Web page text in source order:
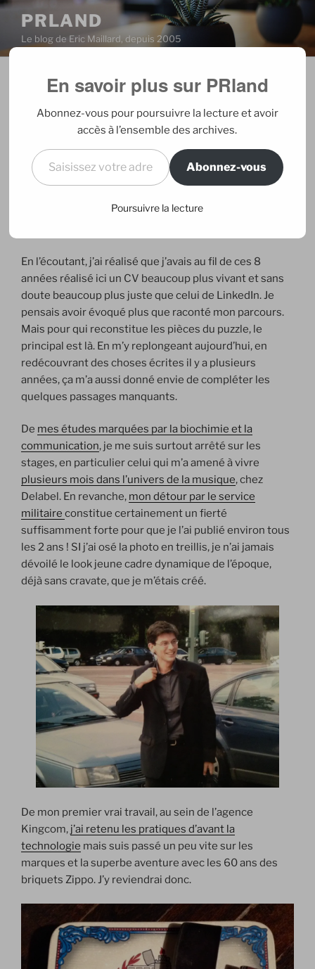
Aller
contenu
principal
PRLAND
Le blog de Eric Maillard, depuis 2005
PUBLIÉ
27/10/2013PARERIC
Le CV storytellé
n’y en a plus beaucoup, j’étais heureux d’en tenir une.
J’avais un peu perdu l’habitude de converser avec
connaître de moi. Je me suis donc contenté de sourire
En l’écoutant, j’ai réalisé que j’avais au fil de ces 8
années réalisé ici un CV beaucoup plus vivant et sans
doute beaucoup plus juste que celui de LinkedIn. Je
pensais avoir évoqué plus que raconté mon parcours.
Mais pour qui reconstitue les pièces du puzzle, le
principal est là. En m’y replongeant aujourd’hui, en
redécouvrant des choses écrites il y a plusieurs
années, ça m’a aussi donné envie de compléter les
quelques passages manquants.
De mes études marquées par la biochimie et la
communication, je me suis surtout arrêté sur les
stages, en particulier celui qui m’a amené à vivre
plusieurs mois dans l’univers de la musique, chez
Delabel. En revanche, mon détour par le service
militaire constitue certainement un fierté
suffisamment forte pour que je l’ai publié environ tous
les 2 ans ! SI j’ai osé la photo en treillis, je n’ai jamais
dévoilé le look jeune cadre dynamique de l’époque,
déjà sans cravate, que je m’étais créé.
De mon premier vrai travail, au sein de l’agence
Kingcom, j’ai retenu les pratiques d’avant la
technologie mais suis passé un peu vite sur les
marques et la superbe aventure avec les 60 ans des
briquets Zippo. J’y reviendrai donc.
En savoir plus sur PRland
Abonnez-vous pour poursuivre la lecture et avoir
accès à l’ensemble des archives.
Saisissez votre adresse e-mail…
Abonnez-vous
Poursuivre la lecture